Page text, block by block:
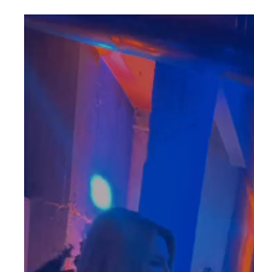
Πρόγραμμα
Αναπαραγωγής
Βίντεο